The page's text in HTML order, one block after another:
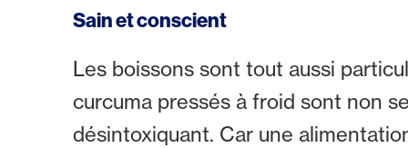
Sain et conscient
Les boissons sont tout aussi
curcuma pressés à froid sont non
désintoxiquant. Car une